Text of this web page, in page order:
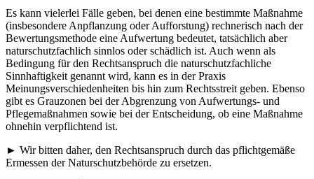
Es kann vielerlei Fälle geben, bei denen eine bestimmte Maßnahme
(insbesondere Anpflanzung oder Aufforstung) rechnerisch nach der
Bewertungsmethode eine Aufwertung bedeutet, tatsächlich aber
naturschutzfachlich sinnlos oder schädlich ist. Auch wenn als
Bedingung für den Rechtsanspruch die naturschutzfachliche
Sinnhaftigkeit genannt wird, kann es in der Praxis
Meinungsverschiedenheiten bis hin zum Rechtsstreit geben. Ebenso
gibt es Grauzonen bei der Abgrenzung von Aufwertungs- und
Pflegemaßnahmen sowie bei der Entscheidung, ob eine Maßnahme
ohnehin verpflichtend ist.
► Wir bitten daher, den Rechtsanspruch durch das pflichtgemäße
Ermessen der Naturschutzbehörde zu ersetzen.